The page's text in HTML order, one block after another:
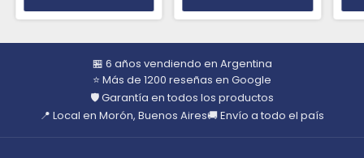
🏪 6 años vendiendo en Argentina
⭐ Más de 1200 reseñas en Google
🛡️ Garantía en todos los productos
📍 Local en Morón, Buenos Aires🚚 Envío a todo el país